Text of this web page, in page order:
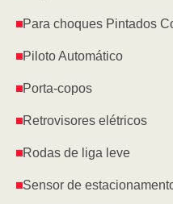
Para choques Pintados
Piloto Automático
Porta-copos
Retrovisores elétricos
Rodas de liga leve
Sensor de